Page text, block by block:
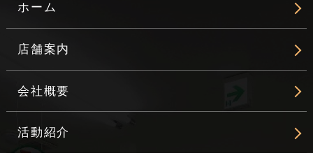
ホーム
店舗案内
会社概要
活動紹介